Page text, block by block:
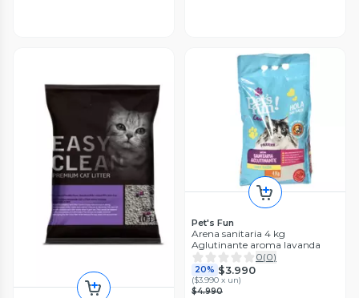
Pet's Fun
Arena sanitaria 4 kg
Aglutinante aroma lavanda
0(0)
20% $3.990
($3.990 x un)
$4.990